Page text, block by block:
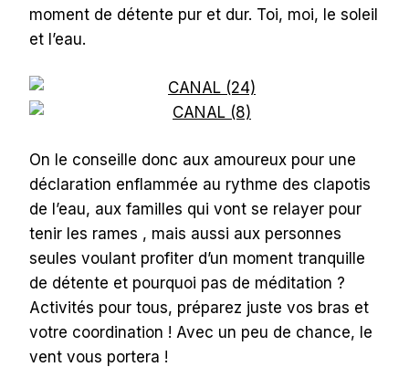
moment de détente pur et dur. Toi, moi, le soleil
et l’eau.
On le conseille donc aux amoureux pour une
déclaration enflammée au rythme des clapotis
de l’eau, aux familles qui vont se relayer pour
tenir les rames , mais aussi aux personnes
seules voulant profiter d’un moment tranquille
de détente et pourquoi pas de méditation ?
Activités pour tous, préparez juste vos bras et
votre coordination ! Avec un peu de chance, le
vent vous portera !